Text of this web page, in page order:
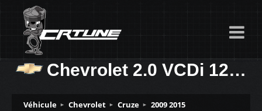
Chevrolet 2.0 VCDi 125ch
Véhicule Chevrolet Cruze 2009 2015